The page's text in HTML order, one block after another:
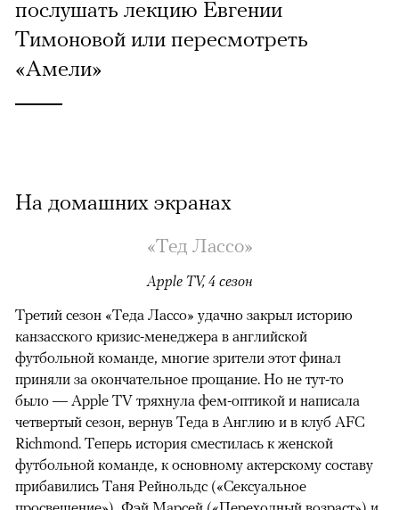
послушать лекцию Евгении
Тимоновой или пересмотреть
«Амели»
На домашних экранах
«Тед Лассо»
Apple TV, 4 сезон
00:00 / 00:00
Третий сезон «Теда Лассо» удачно закрыл историю
канзасского кризис-менеджера в английской
футбольной команде, многие зрители этот финал
приняли за окончательное прощание. Но не тут-то
было — Apple TV тряхнула фем-оптикой и написала
четвертый сезон, вернув Теда в Англию и в клуб AFC
Richmond. Теперь история сместилась к женской
футбольной команде, к основному актерскому составу
прибавились Таня Рейнольдс («Сексуальное